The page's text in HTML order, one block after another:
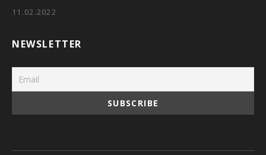
11.02.2022
NEWSLETTER